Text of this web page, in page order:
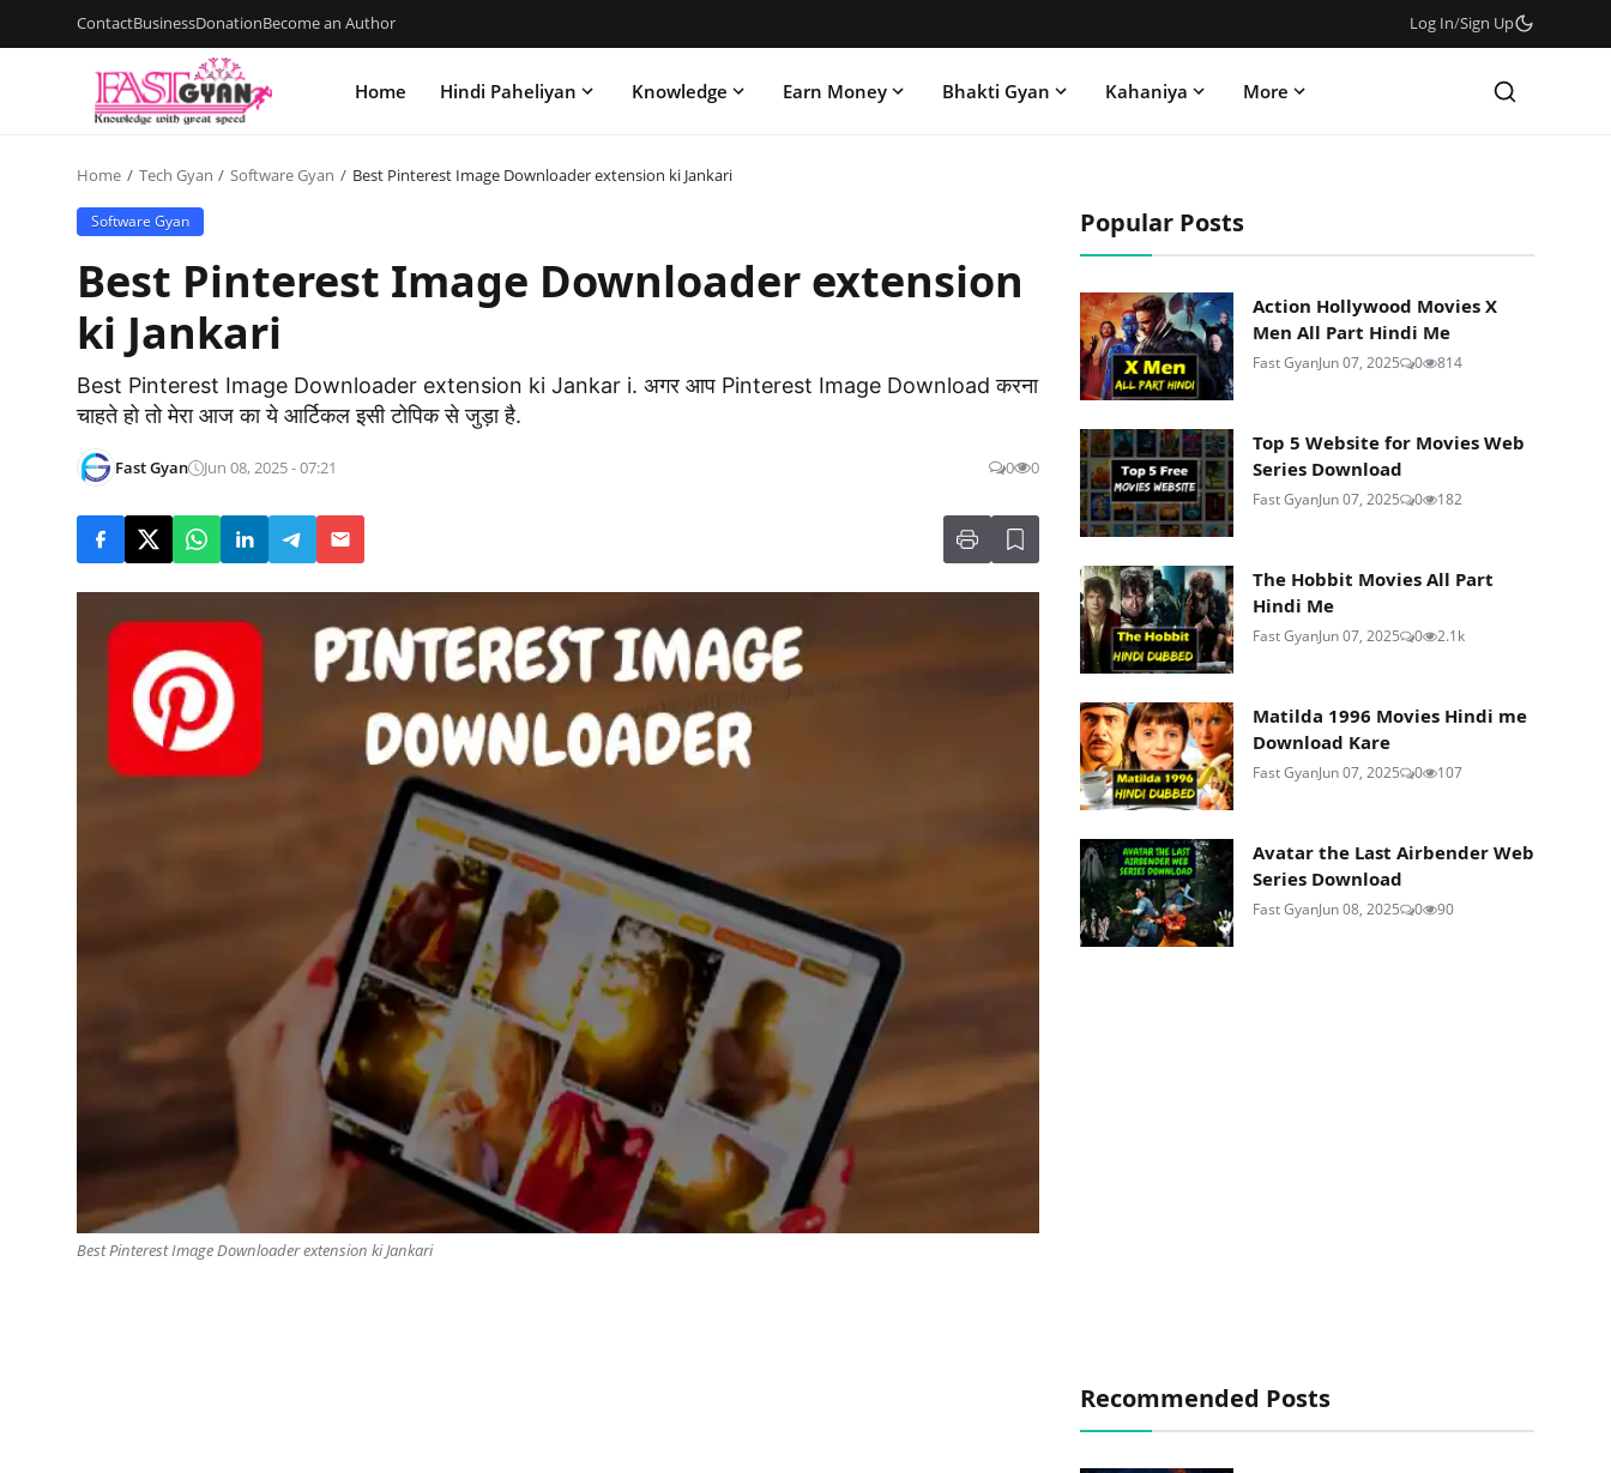
ContactBusinessDonationBecome an Author Log In/Sign Up
Home Hindi Paheliyan Knowledge Earn Money Bhakti Gyan Kahaniya More
Home Tech Gyan Software Gyan Best Pinterest Image Downloader extension ki Jankari
Software Gyan
Best Pinterest Image Downloader extension
ki Jankari
Best Pinterest Image Downloader extension ki Jankar i. अगर आप Pinterest Image Download करना
चाहते हो तो मेरा आज का ये आर्टिकल इसी टोपिक से जुड़ा है.
Fast Gyan Jun 08, 2025 - 07:21 0 0
Best Pinterest Image Downloader extension ki Jankari
Popular Posts
Action Hollywood Movies X
Men All Part Hindi Me
Fast GyanJun 07, 2025 0 814
Top 5 Website for Movies Web
Series Download
Fast GyanJun 07, 2025 0 182
The Hobbit Movies All Part
Hindi Me
Fast GyanJun 07, 2025 0 2.1k
Matilda 1996 Movies Hindi me
Download Kare
Fast GyanJun 07, 2025 0 107
Avatar the Last Airbender Web
Series Download
Fast GyanJun 08, 2025 0 90
Recommended Posts